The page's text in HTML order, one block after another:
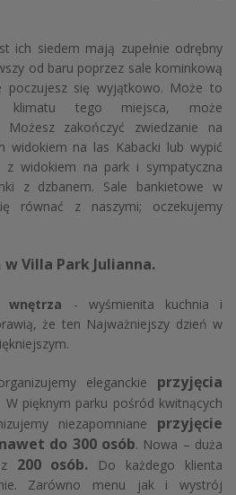
ich siedem mają zupełnie odrębny
od baru poprzez sale kominkową
poczujesz się wyjątkowo. Może to
klimatu tego miejsca, może
Możesz zakończyć zwiedzanie na
widokiem na las Kabacki lub wypić
z widokiem na park i sympatyczna
z dzbanem. Sale bankietowe w
równać z naszymi; oczekujemy
Villa Park Julianna.
wnętrza - wyśmienita kuchnia i
że ten Najważniejszy dzień w
eleganckie
przyjęcia
. W pięknym parku pośród kwitnących
niezapomniane przyjęcie
do 300 osób. Nowa – duża
200 osób. Do każdego klienta
Zarówno menu jak i wystrój